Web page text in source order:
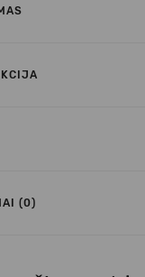
(0)